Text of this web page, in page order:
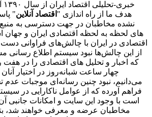
هدف ما از راه اندازی " اقتصاد آنلاین"
نشده مخاطبان در جهت دسترسی به منبع
های لحظه به لحظه اقتصادی ایران و جهان
اقتصادی در ایران با چالش‌های فراوانی
از این چالش‌ها نبود سیستم اطلاع
که اخبار و تحلیل های اقتصادی را در
چهار ساعت شبانه‌روز در اختیار
می‌دانیم، نبود چنین رسانه‌ای موجبات عدم
فراهم آورده که از عوامل ناکارایی در
است با وجود این سایت و امکانات جانبی
مخاطبان عرضه و معرفی خواهند شد،